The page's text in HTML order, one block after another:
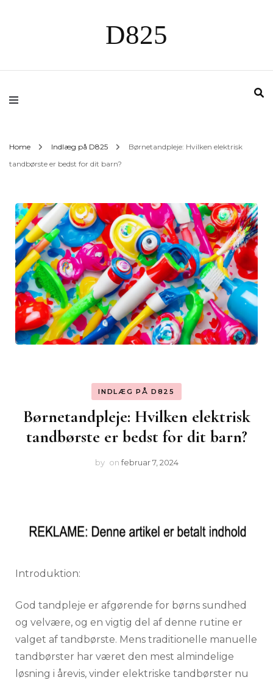
D825
Home Indlæg på D825
Børnetandpleje: Hvilken elektrisk
tandbørste er bedst for dit barn?
INDLÆG PÅ D825
Børnetandpleje: Hvilken elektrisk
tandbørste er bedst for dit barn?
by onfebruar 7, 2024
Introduktion:
God tandpleje er afgørende for børns sundhed
og velvære, og en vigtig del af denne rutine er
valget af tandbørste. Mens traditionelle manuelle
tandbørster har været den mest almindelige
løsning i årevis, vinder elektriske tandbørster nu